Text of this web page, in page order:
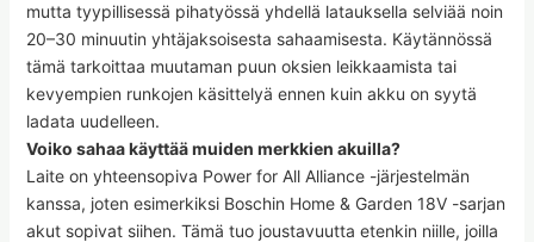
mutta tyypillisessä pihatyössä yhdellä latauksella selviää noin
20–30 minuutin yhtäjaksoisesta sahaamisesta. Käytännössä
tämä tarkoittaa muutaman puun oksien leikkaamista tai
kevyempien runkojen käsittelyä ennen kuin akku on syytä
ladata uudelleen.
Voiko sahaa käyttää muiden merkkien akuilla?
Laite on yhteensopiva Power for All Alliance -järjestelmän
kanssa, joten esimerkiksi Boschin Home & Garden 18V -sarjan
akut sopivat siihen. Tämä tuo joustavuutta etenkin niille, joilla